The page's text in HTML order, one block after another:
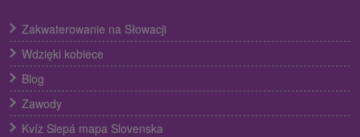
Zakwaterowanie na Słowacji
Wdzięki kobiece
Blog
Zawody
Kvíz Slepá mapa Slovenska